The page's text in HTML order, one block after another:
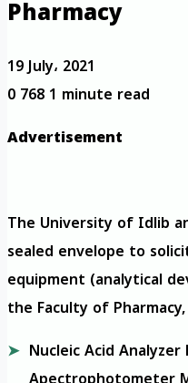
Pharmacy
19 July، 2021
07681 minute read
Advertisement
The University of Idlib
sealed envelope to
equipment (analytical
the Faculty of
Nucleic Acid